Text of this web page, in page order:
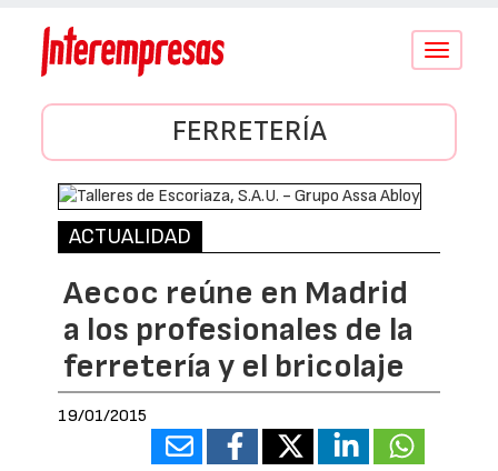
Conmutar
FERRETERÍA
ACTUALIDAD
Aecoc reúne en Madrid
a los profesionales de la
ferretería y el bricolaje
19/01/2015